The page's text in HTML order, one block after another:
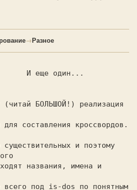
→Разное
для составления кроссвордов.
существительных и поэтому
названия, имена и